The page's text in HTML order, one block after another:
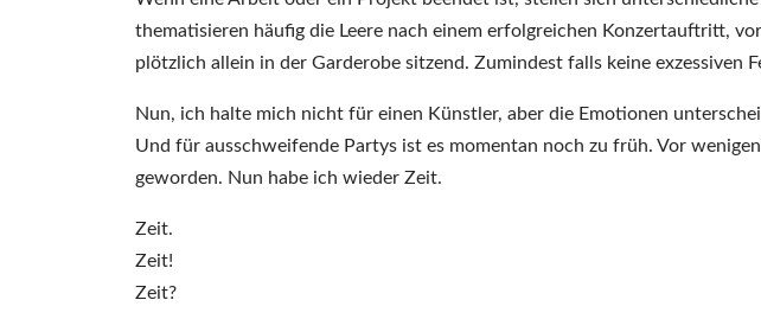
nach
dem
Sturm…
thematisieren häufig die Leere nach einem erfolgreichen Konzertauftritt,
plötzlich allein in der Garderobe sitzend. Zumindest falls keine exzessiven
Nun, ich halte mich nicht für einen Künstler, aber die Emotionen
Und für ausschweifende Partys ist es momentan noch zu früh. Vor
geworden. Nun habe ich wieder Zeit.
Zeit.
Zeit!
Zeit?